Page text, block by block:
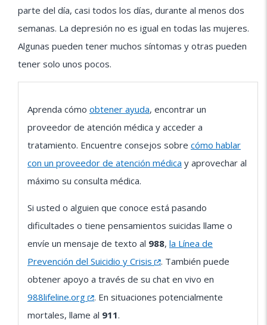
parte del día, casi todos los días, durante al menos dos
semanas. La depresión no es igual en todas las mujeres.
Algunas pueden tener muchos síntomas y otras pueden
tener solo unos pocos.
Aprenda cómo obtener ayuda, encontrar un
proveedor de atención médica y acceder a
tratamiento. Encuentre consejos sobre cómo hablar
con un proveedor de atención médica y aprovechar al
máximo su consulta médica.
Si usted o alguien que conoce está pasando
dificultades o tiene pensamientos suicidas llame o
envíe un mensaje de texto al 988, la Línea de
Prevención del Suicidio y Crisis
. También puede
obtener apoyo a través de su chat en vivo en
988lifeline.org
. En situaciones potencialmente
mortales, llame al 911.